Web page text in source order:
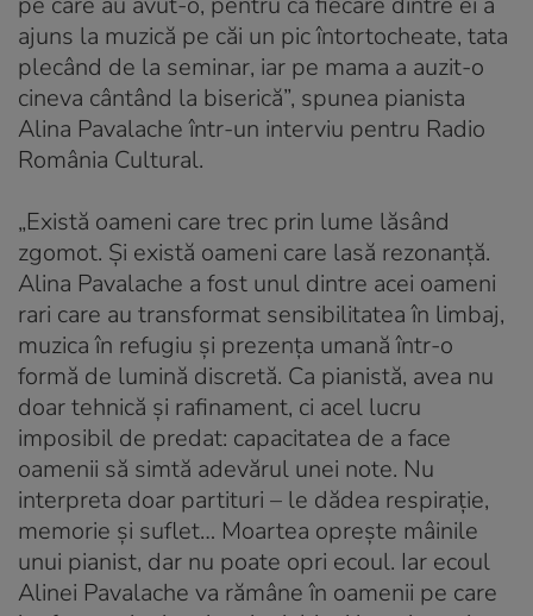
ajuns la muzică pe căi un pic întortocheate, tata
plecând de la seminar, iar pe mama a auzit-o
cineva cântând la biserică”, spunea pianista
Alina Pavalache într-un interviu pentru Radio
România Cultural.
„Există oameni care trec prin lume lăsând
zgomot. Și există oameni care lasă rezonanță.
Alina Pavalache a fost unul dintre acei oameni
rari care au transformat sensibilitatea în limbaj,
muzica în refugiu și prezența umană într-o
formă de lumină discretă. Ca pianistă, avea nu
doar tehnică și rafinament, ci acel lucru
imposibil de predat: capacitatea de a face
oamenii să simtă adevărul unei note. Nu
interpreta doar partituri – le dădea respirație,
memorie și suflet… Moartea oprește mâinile
unui pianist, dar nu poate opri ecoul. Iar ecoul
Alinei Pavalache va rămâne în oamenii pe care